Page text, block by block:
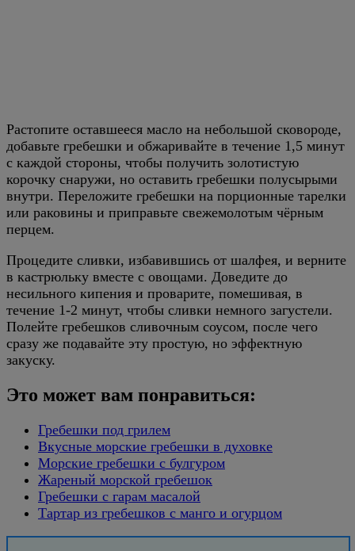
Растопите оставшееся масло на небольшой сковороде,
добавьте гребешки и обжаривайте в течение 1,5 минут
с каждой стороны, чтобы получить золотистую
корочку снаружи, но оставить гребешки полусырыми
внутри. Переложите гребешки на порционные тарелки
или раковины и приправьте свежемолотым чёрным
перцем.
Процедите сливки, избавившись от шалфея, и верните
в кастрюльку вместе с овощами. Доведите до
несильного кипения и проварите, помешивая, в
течение 1-2 минут, чтобы сливки немного загустели.
Полейте гребешков сливочным соусом, после чего
сразу же подавайте эту простую, но эффектную
закуску.
Это может вам понравиться:
Гребешки под грилем
Вкусные морские гребешки в духовке
Морские гребешки с булгуром
Жареный морской гребешок
Гребешки с гарам масалой
Тартар из гребешков с манго и огурцом